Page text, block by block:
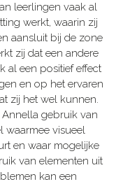
leerlingen vaak al
werkt, waarin zij
aansluit bij de zone
zij dat een andere
al een positief effect
en op het ervaren
zij het wel kunnen.
gebruik van
waarmee visueel
en waar mogelijke
van elementen uit
kan een